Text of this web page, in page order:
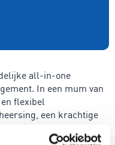
all-in-one
In een mum van
flexibel
een krachtige
heldere rapportages.
standaarden voor